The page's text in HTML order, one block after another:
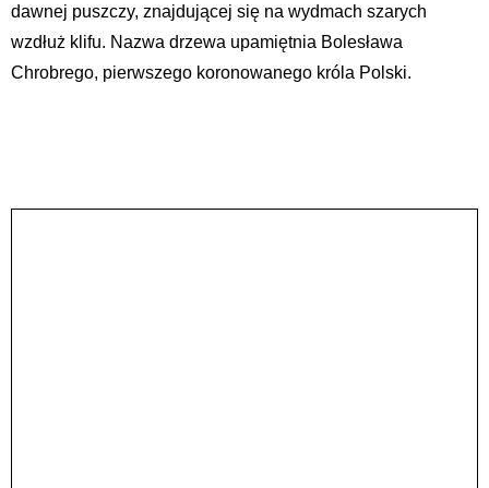
dawnej puszczy, znajdującej się na wydmach szarych
wzdłuż klifu. Nazwa drzewa upamiętnia Bolesława
Chrobrego, pierwszego koronowanego króla Polski.